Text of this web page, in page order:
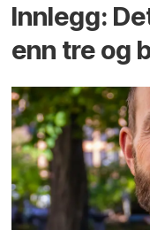
Innlegg:
enn tre og